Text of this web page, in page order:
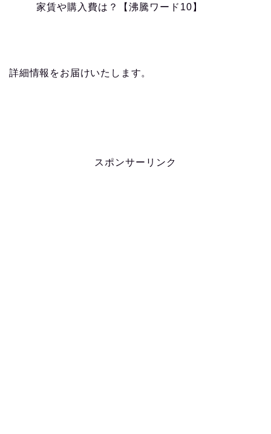
家賃や購入費は？【沸騰ワード10】
詳細情報をお届けいたします。
スポンサーリンク